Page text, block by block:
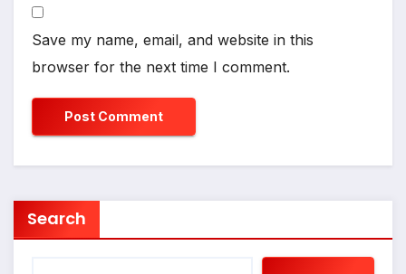
Save my name, email, and website in this
browser for the next time I comment.
Search